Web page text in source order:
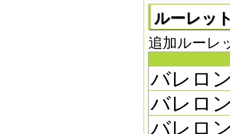
ルーレッ
追加ルーレ
バレロ
バレロ
バレロ